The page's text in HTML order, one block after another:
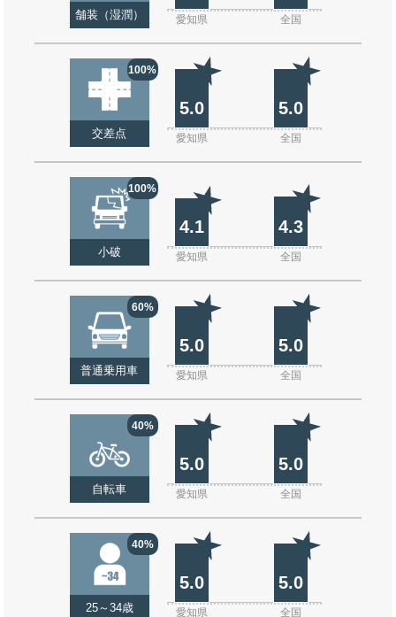
舗装（湿潤） 愛知県 全国
100%
交差点
5.0 5.0
愛知県 全国
100%
小破
4.1 4.3
愛知県 全国
60%
普通乗用車
5.0 5.0
愛知県 全国
40%
自転車
5.0 5.0
愛知県 全国
40%
25～34歳
5.0 5.0
愛知県 全国